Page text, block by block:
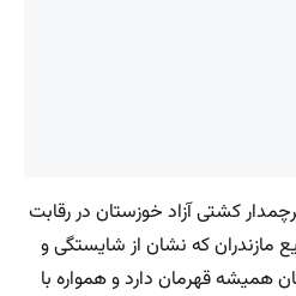
کشتی آزاد خوزستان در رقابت
مازندران که نشان از شایستگی و
همیشه قهرمان دارد و همواره با